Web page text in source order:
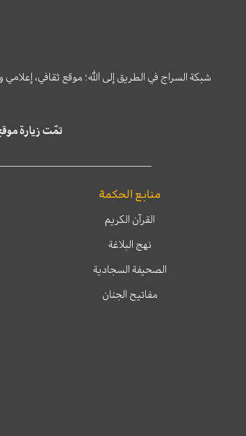
شبكة السراج في الطريق إلى الله؛ موقع ثقافي،
تمّت زيارة موقع سراج ٤,٨٠٠,٠٠٠ مرة خلال الستة أشهر الماضية، كما ظهر في
منابع الحكمة
القرآن الكريم
نهج البلاغة
الصحيفة السجادية
مفاتيح الجنان